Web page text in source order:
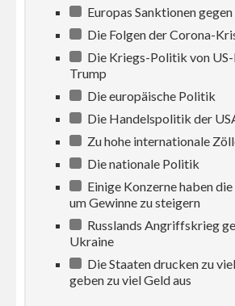
Europas Sanktionen gegen
Die Folgen der Corona-
Die Kriegs-Politik von
Trump
Die europäische Politik
Die Handelspolitik der
Zu hohe internationale
Die nationale Politik
Einige Konzerne haben
um Gewinne zu steigern
Russlands Angriffskrieg
Ukraine
Die Staaten drucken zu
geben zu viel Geld aus